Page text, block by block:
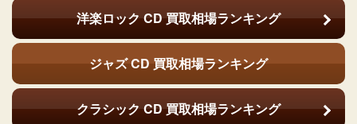
洋楽ロック CD買取相場ランキング
ジャズ CD 買取相場ランキング
クラシック CD買取相場ランキング